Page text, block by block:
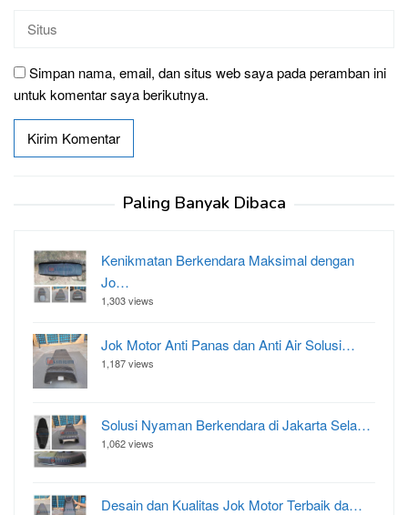
Simpan nama, email, dan situs web saya pada peramban ini
untuk komentar saya berikutnya.
Paling Banyak Dibaca
Kenikmatan Berkendara Maksimal dengan
Jo…
1,303 views
Jok Motor Anti Panas dan Anti Air Solusi…
1,187 views
Solusi Nyaman Berkendara di Jakarta Sela…
1,062 views
Desain dan Kualitas Jok Motor Terbaik da…